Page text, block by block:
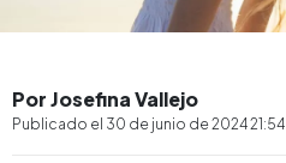
Por Josefina Vallejo
Publicado el 30 de junio de 2024 21:54